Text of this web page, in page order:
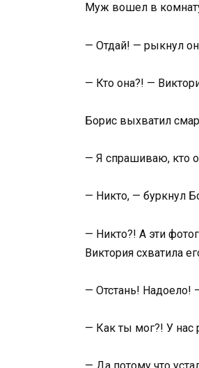
Муж вошел в
— Отдай! — рыкнул
— Кто она?! —
Борис выхватил
— Я спрашиваю, кто
— Никто, — буркнул
— Никто?! А эти
Виктория схватила
— Отстань! Надоело!
— Как ты мог?! У нас